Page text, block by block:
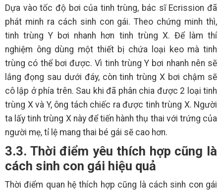
Dựa vào tốc độ bơi của tinh trùng, bác sĩ Ecrission đã
phát minh ra cách sinh con gái. Theo chứng minh thì,
tinh trùng Y bơi nhanh hơn tinh trùng X. Để làm thí
nghiệm ông dùng một thiết bị chứa loại keo mà tinh
trùng có thể bơi được. Vì tinh trùng Y bơi nhanh nên sẽ
lắng đọng sau dưới đáy, còn tinh trùng X bơi chậm sẽ
cô lập ở phía trên. Sau khi đã phân chia được 2 loại tinh
trùng X và Y, ông tách chiếc ra được tinh trùng X. Người
ta lấy tinh trùng X này để tiến hành thụ thai với trứng của
người mẹ, tỉ lệ mang thai bé gái sẽ cao hơn.
3.3. Thời điểm yêu thích hợp cũng là
cách sinh con gái hiệu quả
Thời điểm quan hệ thích hợp cũng là cách sinh con gái